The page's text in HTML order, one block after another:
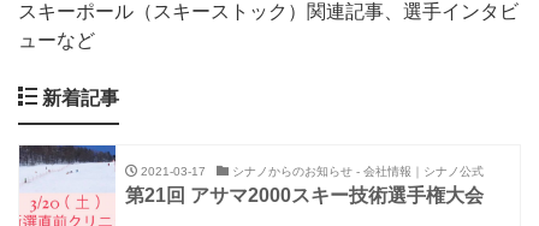
スキーポール（スキーストック）関連記事、選手インタビ
ューなど
新着記事
2021-03-17 シナノからのお知らせ - 会社情報｜シナノ公式
第21回 アサマ2000スキー技術選手権大会